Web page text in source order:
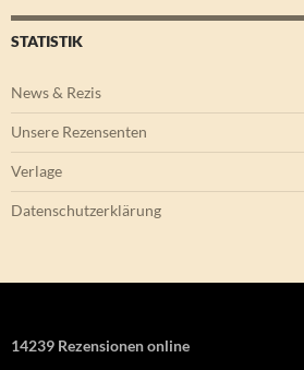
STATISTIK
News & Rezis
Unsere Rezensenten
Verlage
Datenschutzerklärung
14239 Rezensionen online